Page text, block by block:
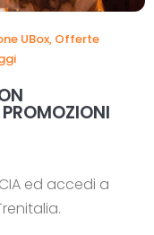
UBox, Offerte
ed accedi a